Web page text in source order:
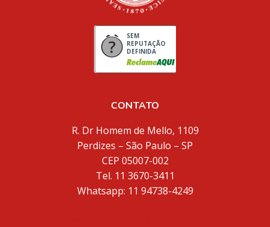
SEM
REPUTAÇÃO
DEFINIDA
CONTATO
R. Dr Homem de Mello, 1109
Perdizes – São Paulo – SP
CEP 05007-002
Tel. 11 3670-3411
Whatsapp: 11 94738-4249